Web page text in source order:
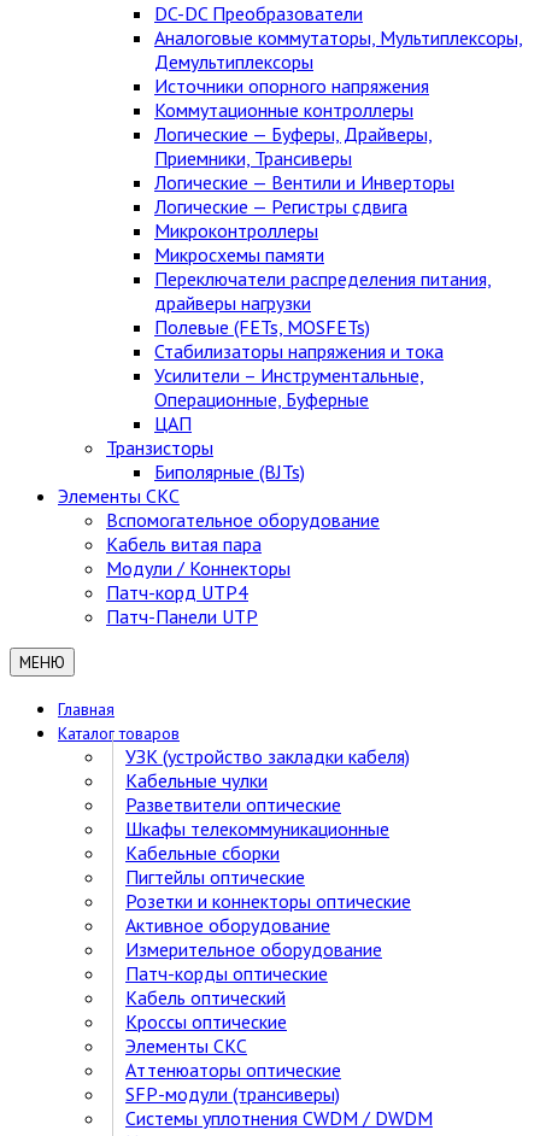
DC-DC Преобразователи
Аналоговые коммутаторы, Мультиплексоры,
Демультиплексоры
Источники опорного напряжения
Коммутационные контроллеры
Логические — Буферы, Драйверы,
Приемники, Трансиверы
Логические — Вентили и Инверторы
Логические — Регистры сдвига
Микроконтроллеры
Микросхемы памяти
Переключатели распределения питания,
драйверы нагрузки
Полевые (FETs, MOSFETs)
Стабилизаторы напряжения и тока
Усилители – Инструментальные,
Операционные, Буферные
ЦАП
Транзисторы
Биполярные (BJTs)
Элементы СКС
Вспомогательное оборудование
Кабель витая пара
Модули / Коннекторы
Патч-корд UTP4
Патч-Панели UTP
МЕНЮ
Главная
Каталог товаров
УЗК (устройство закладки кабеля)
Кабельные чулки
Разветвители оптические
Шкафы телекоммуникационные
Кабельные сборки
Пигтейлы оптические
Розетки и коннекторы оптические
Активное оборудование
Измерительное оборудование
Патч-корды оптические
Кабель оптический
Кроссы оптические
Элементы СКС
Аттенюаторы оптические
SFP-модули (трансиверы)
Cистемы уплотнения CWDM / DWDM